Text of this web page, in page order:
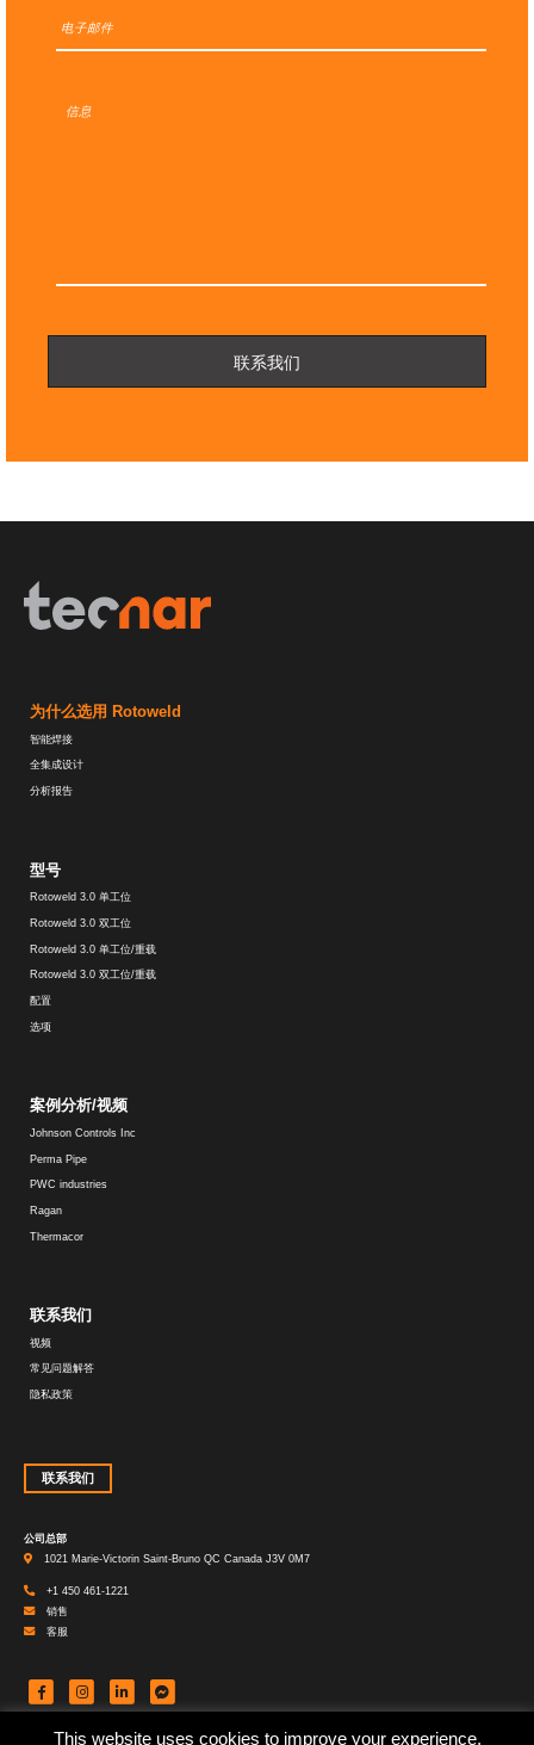
为什么选用 Rotoweld
智能焊接
全集成设计
分析报告
型号
Rotoweld 3.0 单工位
Rotoweld 3.0 双工位
Rotoweld 3.0 单工位/重载
Rotoweld 3.0 双工位/重载
配置
选项
案例分析/视频
Johnson Controls Inc
Perma Pipe
PWC industries
Ragan
Thermacor
联系我们
视频
常见问题解答
隐私政策
联系我们
公司总部
1021 Marie-Victorin Saint-Bruno QC Canada J3V 0M7
+1 450 461-1221
销售
客服
This website uses cookies to improve your experience.